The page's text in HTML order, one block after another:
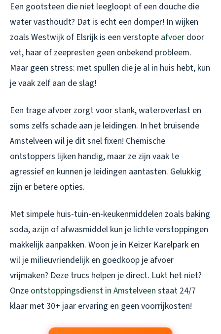
Een gootsteen die niet leegloopt of een douche die
water vasthoudt? Dat is echt een domper! In wijken
zoals Westwijk of Elsrijk is een verstopte afvoer door
vet, haar of zeepresten geen onbekend probleem.
Maar geen stress: met spullen die je al in huis hebt, kun
je vaak zelf aan de slag!
Een trage afvoer zorgt voor stank, wateroverlast en
soms zelfs schade aan je leidingen. In het bruisende
Amstelveen wil je dit snel fixen! Chemische
ontstoppers lijken handig, maar ze zijn vaak te
agressief en kunnen je leidingen aantasten. Gelukkig
zijn er betere opties.
Met simpele huis-tuin-en-keukenmiddelen zoals baking
soda, azijn of afwasmiddel kun je lichte verstoppingen
makkelijk aanpakken. Woon je in Keizer Karelpark en
wil je milieuvriendelijk en goedkoop je afvoer
vrijmaken? Deze trucs helpen je direct. Lukt het niet?
Onze ontstoppingsdienst in Amstelveen staat 24/7
klaar met 30+ jaar ervaring en geen voorrijkosten!